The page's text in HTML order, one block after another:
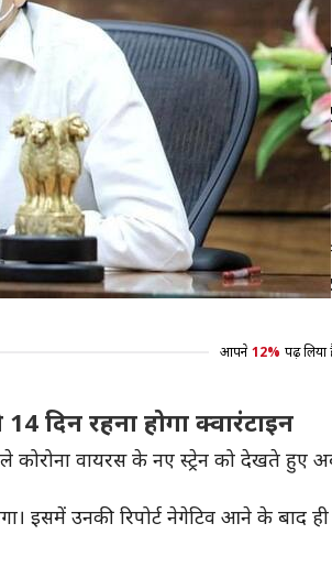
सरकार ने बड़ा कदम उठाया है।
बैठक के बाद राज्य के नगर निगम
कर्फ्यू
कहा गया है कि राज्य के नगर निगम
पाबंदी होगी। हालांकि, कर्फ्यू अवधि
आपने 12% पढ़ लिया
दिन रहना होगा क्वारंटाइन
वायरस के नए स्ट्रेन को देखते हुए
इसमें उनकी रिपोर्ट नेगेटिव आने के बाद